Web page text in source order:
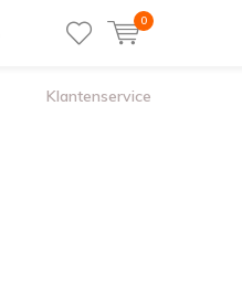
0
Klantenservice